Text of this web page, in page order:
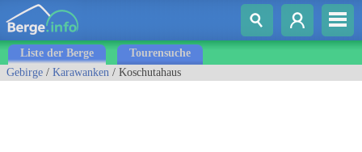
Liste der Berge
Tourensuche
Gebirge / Karawanken / Koschutahaus